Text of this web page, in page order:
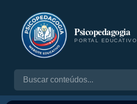
Psicopedagogia
PORTAL EDUCATIVO